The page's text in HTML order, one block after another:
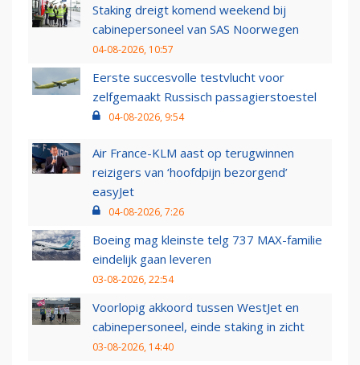
Staking dreigt komend weekend bij
cabinepersoneel van SAS Noorwegen
04-08-2026, 10:57
Eerste succesvolle testvlucht voor
zelfgemaakt Russisch passagierstoestel
04-08-2026, 9:54
Air France-KLM aast op terugwinnen
reizigers van ‘hoofdpijn bezorgend’
easyJet
04-08-2026, 7:26
Boeing mag kleinste telg 737 MAX-familie
eindelijk gaan leveren
03-08-2026, 22:54
Voorlopig akkoord tussen WestJet en
cabinepersoneel, einde staking in zicht
03-08-2026, 14:40